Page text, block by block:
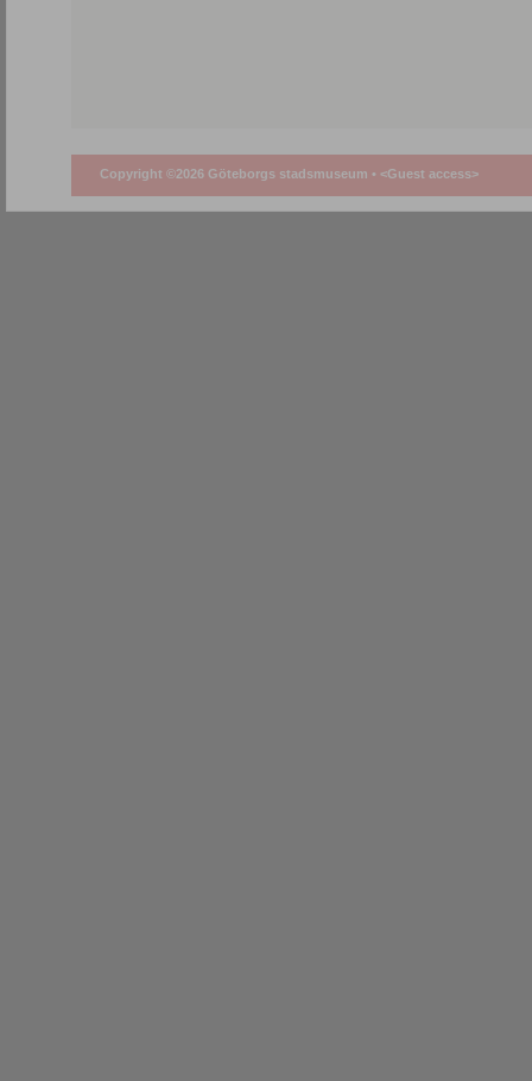
Copyright ©2026 Göteborgs stadsmuseum • <Guest access>